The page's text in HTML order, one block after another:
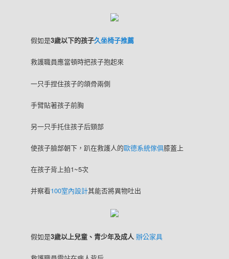
假如是3歲以下的孩子久坐椅子推薦
救護職員應當頓時把孩子抱起來
一只手捏住孩子的頜骨兩側
手臂貼著孩子前胸
另一只手托住孩子后頸部
使孩子臉部朝下，趴在救護人的歐德系統傢俱膝蓋上
在孩子背上拍1~5次
并察看100室內設計其能否將異物吐出
假如是3歲以上兒童、青少年及成人辦公家具